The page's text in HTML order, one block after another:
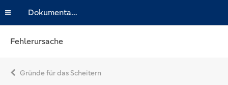
Dokumentation
Fehlerursache
Gründe für das Scheitern